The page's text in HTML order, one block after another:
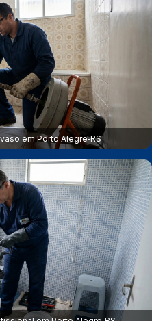
em Porto Alegre‑RS